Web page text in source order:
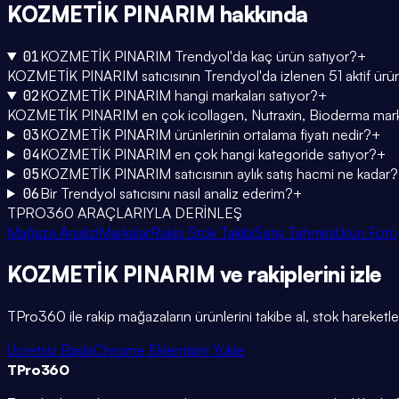
KOZMETİK PINARIM hakkında
01KOZMETİK PINARIM Trendyol'da kaç ürün satıyor?+
KOZMETİK PINARIM satıcısının Trendyol'da izlenen 51 aktif
02KOZMETİK PINARIM hangi markaları satıyor?+
KOZMETİK PINARIM en çok icollagen, Nutraxin, Bioderma
03KOZMETİK PINARIM ürünlerinin ortalama fiyatı nedir?+
04KOZMETİK PINARIM en çok hangi kategoride satıyor?+
05KOZMETİK PINARIM satıcısının aylık satış hacmi ne kadar?
06Bir Trendyol satıcısını nasıl analiz ederim?+
TPRO360 ARAÇLARIYLA DERİNLEŞ
Mağaza AnaliziMarkalarRakip Stok TakibiSatış TahminiÜrün
KOZMETİK PINARIM ve rakiplerini izle
TPro360 ile rakip mağazaların ürünlerini takibe al, stok
Ücretsiz BaşlaChrome Eklentisini Yükle
TPro360